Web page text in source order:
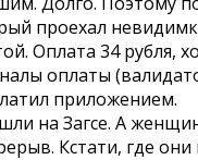
проехал
Оплата 34 рубля,
оплаты
приложением.
на Загсе. А
Кстати, где